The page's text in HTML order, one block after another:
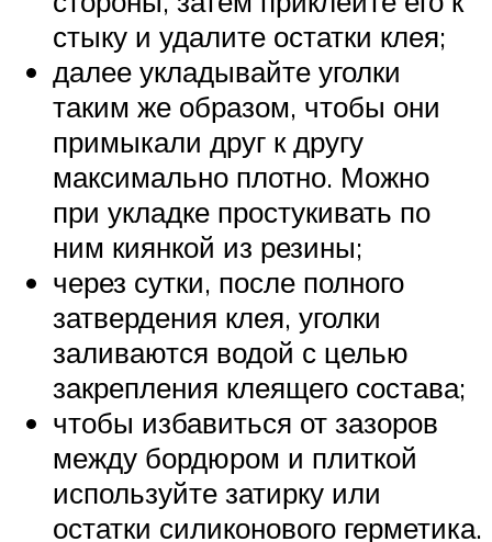
стыку и удалите остатки клея;
далее укладывайте уголки
таким же образом, чтобы они
примыкали друг к другу
максимально плотно. Можно
при укладке простукивать по
ним киянкой из резины;
через сутки, после полного
затвердения клея, уголки
заливаются водой с целью
закрепления клеящего состава;
чтобы избавиться от зазоров
между бордюром и плиткой
используйте затирку или
остатки силиконового герметика.